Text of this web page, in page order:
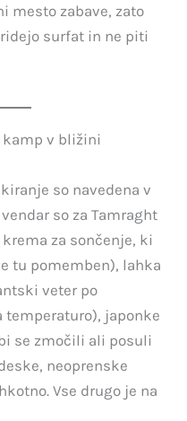
mesto zabave, zato
surfat in ne piti
v bližini
so navedena v
so za Tamraght
za sončenje, ki
tu pomemben), lahka
veter po
temperaturo), japonke
se zmočili ali posuli
neoprenske
Vse drugo je na